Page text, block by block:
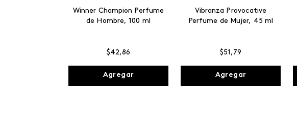
Winner Champion Perfume
de Hombre, 100 ml
$42,86
Agregar
Vibranza Provocative
Perfume de Mujer, 45 ml
$51 , 79
Agregar